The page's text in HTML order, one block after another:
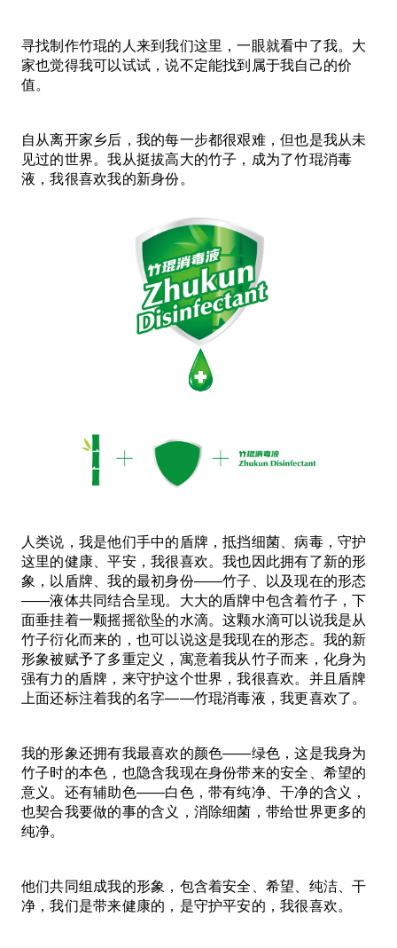
寻找制作竹琨的人来到我们这里，一眼就看中了我。大
家也觉得我可以试试，说不定能找到属于我自己的价
值。
自从离开家乡后，我的每一步都很艰难，但也是我从未
见过的世界。我从挺拔高大的竹子，成为了竹琨消毒
液，我很喜欢我的新身份。
人类说，我是他们手中的盾牌，抵挡细菌、病毒，守护
这里的健康、平安，我很喜欢。我也因此拥有了新的形
象，以盾牌、我的最初身份——竹子、以及现在的形态
——液体共同结合呈现。大大的盾牌中包含着竹子，下
面垂挂着一颗摇摇欲坠的水滴。这颗水滴可以说我是从
竹子衍化而来的，也可以说这是我现在的形态。我的新
形象被赋予了多重定义，寓意着我从竹子而来，化身为
强有力的盾牌，来守护这个世界，我很喜欢。并且盾牌
上面还标注着我的名字——竹琨消毒液，我更喜欢了。
我的形象还拥有我最喜欢的颜色——绿色，这是我身为
竹子时的本色，也隐含我现在身份带来的安全、希望的
意义。还有辅助色——白色，带有纯净、干净的含义，
也契合我要做的事的含义，消除细菌，带给世界更多的
纯净。
他们共同组成我的形象，包含着安全、希望、纯洁、干
净，我们是带来健康的，是守护平安的，我很喜欢。